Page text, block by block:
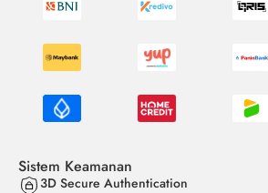
Sistem Keamanan
3D Secure Authentication